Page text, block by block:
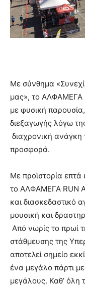
Με σύνθημα
μας», το ΑΛΦΑΜΕΓΑ
με φυσική
διεξαγωγής λόγω
διαχρονική
προσφορά.
Με προϊστορία
το ΑΛΦΑΜΕΓΑ RUN
και διασκεδαστικό
μουσική και
Από νωρίς το πρωί
στάθμευσης της
αποτελεί σημείο
ένα μεγάλο πάρτι
μεγάλους. Καθ’ όλη